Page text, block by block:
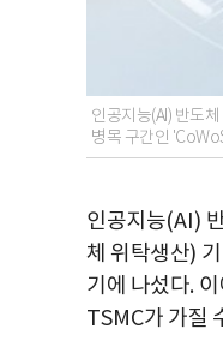
인공지능(AI) 반도
병목 구간인
인공지능(AI)
체 위탁생산)
기에 나섰다.
TSMC가 가질